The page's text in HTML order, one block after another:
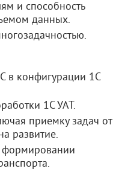
и способность
данных.
в конфигурации 1С
1С УАТ.
приемку задач от
развитие.
формировании